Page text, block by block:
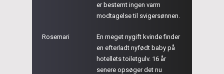
er bestemt ingen varm
modtagelse til svigersønnen.
Rosemari
En meget nygift kvinde finder
en efterladt nyfødt baby på
hotellets toiletgulv. 16 år
senere opsøger det nu